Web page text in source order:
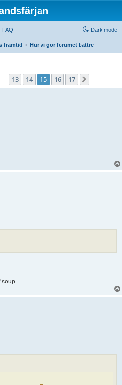
Dark mode
FAQ
framtid Hur vi gör forumet bättre
1713 14 15 16 17
soup